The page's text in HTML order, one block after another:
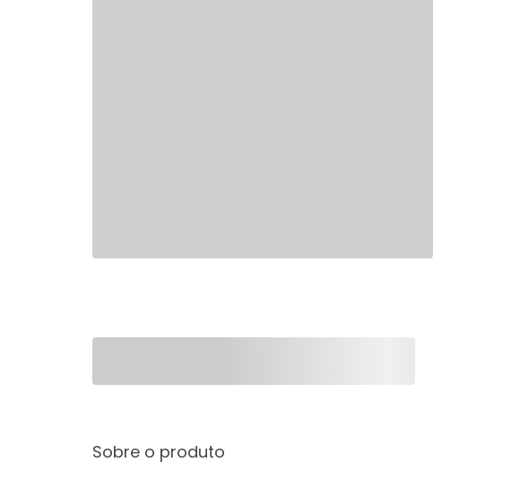
Sobre o produto